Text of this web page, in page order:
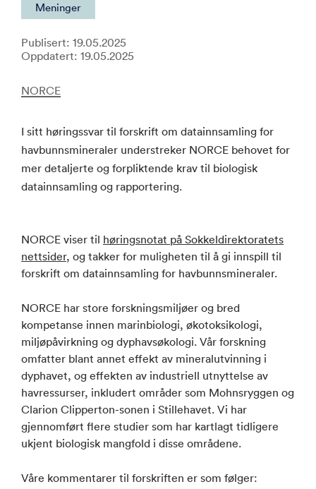
Meninger
Publisert: 19.05.2025
Oppdatert: 19.05.2025
NORCE
I sitt høringssvar til forskrift om datainnsamling for
havbunnsmineraler understreker NORCE behovet for
mer detaljerte og forpliktende krav til biologisk
datainnsamling og rapportering.
NORCE viser til høringsnotat på Sokkeldirektoratets
nettsider, og takker for muligheten til å gi innspill til
forskrift om datainnsamling for havbunnsmineraler.
NORCE har store forskningsmiljøer og bred
kompetanse innen marinbiologi, økotoksikologi,
miljøpåvirkning og dyphavsøkologi. Vår forskning
omfatter blant annet effekt av mineralutvinning i
dyphavet, og effekten av industriell utnyttelse av
havressurser, inkludert områder som Mohnsryggen og
Clarion Clipperton-sonen i Stillehavet. Vi har
gjennomført flere studier som har kartlagt tidligere
ukjent biologisk mangfold i disse områdene.
Våre kommentarer til forskriften er som følger: